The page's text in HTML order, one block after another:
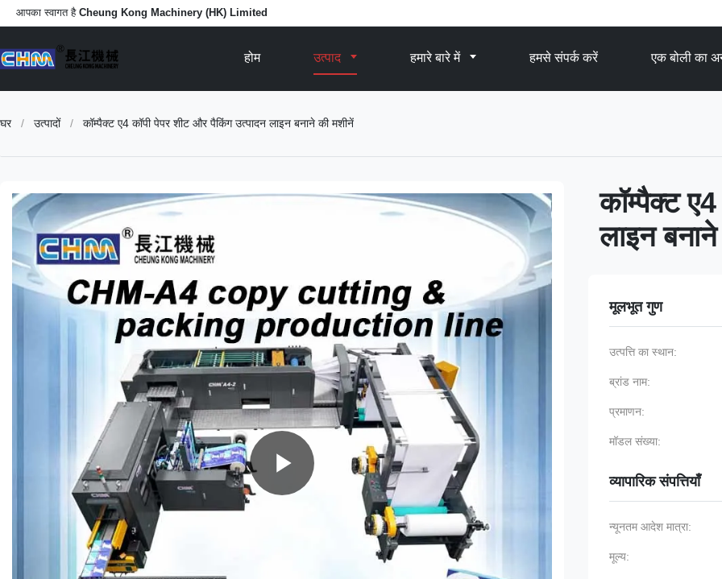
आपका स्वागत है Cheung Kong Machinery (HK) Limited
होम उत्पाद हमारे बारे में हमसे संपर्क करें एक बोली का
घर / उत्पादों / कॉम्पैक्ट ए4 कॉपी पेपर शीट और पैकिंग उत्पादन लाइन बनाने की मशीनें
कॉम्पैक्ट
लाइन
मूलभूत गुण
उत्पत्ति का स्थान:
ब्रांड नाम:
प्रमाणन:
मॉडल संख्या:
व्यापारिक संपत्तियाँ
न्यूनतम आदेश मात्रा:
मूल्य: